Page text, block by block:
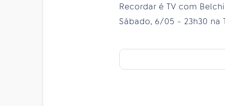
Recordar é TV com
Sábado, 6/05 - 23h30 na